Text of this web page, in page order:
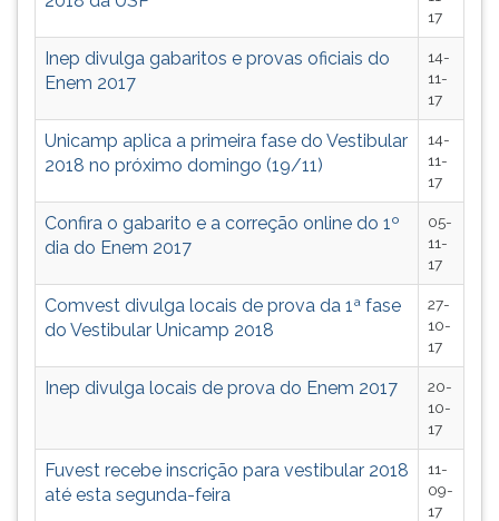
continuar
pressione
(primeira
direita
menu
principal
depois
17
Inep divulga gabaritos e provas oficiais do
Enem 2017
14-
11-
17
Unicamp aplica a primeira fase do Vestibular
2018 no próximo domingo (19/11)
14-
11-
17
Confira o gabarito e a correção online do 1º
dia do Enem 2017
05-
11-
17
Comvest divulga locais de prova da 1ª fase
do Vestibular Unicamp 2018
27-
10-
17
Inep divulga locais de prova do Enem 2017
20-
10-
17
Fuvest recebe inscrição para vestibular 2018
até esta segunda-feira
11-
09-
17